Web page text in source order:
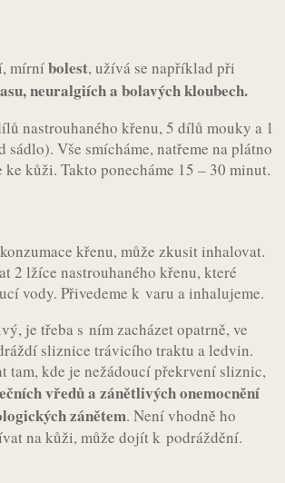
mírníbolest, užívá se například při
neuralgiích a bolavých kloubech.
nastrouhaného křenu, 5 dílů mouky a 1
Vše smícháme, natřeme na plátno
kůži. Takto ponecháme 15 – 30 minut.
křenu, může zkusit inhalovat.
2 lžíce nastrouhaného křenu, které
vody. Přivedeme k varu a inhalujeme.
je třeba s ním zacházet opatrně, ve
sliznice trávicího traktu a ledvin.
tam, kde je nežádoucí překrvení sliznic,
vředů a zánětlivých onemocnění
zánětem. Není vhodně ho
na kůži, může dojít k podráždění.